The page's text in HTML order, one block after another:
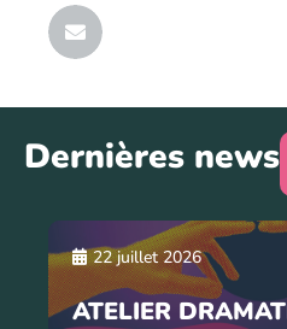
Dernières news
22 juillet 2026
ATELIER